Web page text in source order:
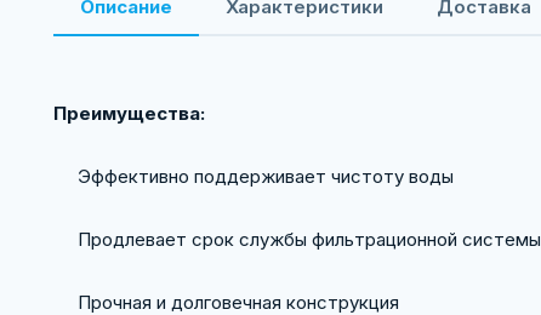
Описание Характеристики Доставка
Преимущества:
Эффективно поддерживает чистоту воды
Продлевает срок службы фильтрационной системы
Прочная и долговечная конструкция